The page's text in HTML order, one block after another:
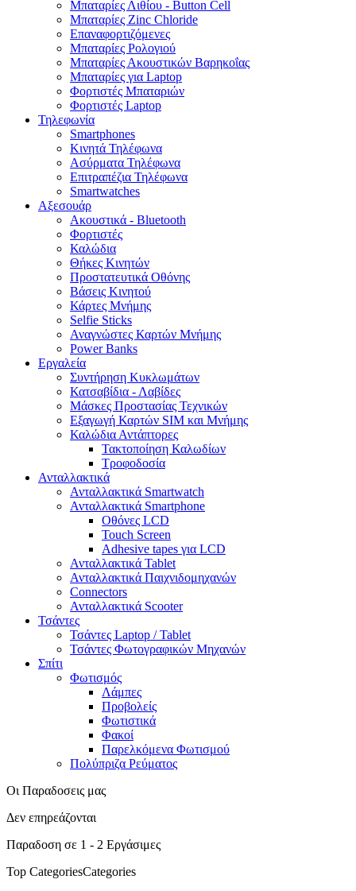
Μπαταρίες Λιθίου - Button Cell
Μπαταρίες Zinc Chloride
Επαναφορτιζόμενες
Μπαταρίες Ρολογιού
Μπαταρίες Ακουστικών Βαρηκοΐας
Μπαταρίες για Laptop
Φορτιστές Μπαταριών
Φορτιστές Laptop
Τηλεφωνία
Smartphones
Κινητά Τηλέφωνα
Ασύρματα Τηλέφωνα
Επιτραπέζια Τηλέφωνα
Smartwatches
Αξεσουάρ
Ακουστικά - Bluetooth
Φορτιστές
Καλώδια
Θήκες Κινητών
Προστατευτικά Οθόνης
Βάσεις Κινητού
Κάρτες Μνήμης
Selfie Sticks
Αναγνώστες Καρτών Μνήμης
Power Banks
Εργαλεία
Συντήρηση Κυκλωμάτων
Κατσαβίδια - Λαβίδες
Μάσκες Προστασίας Τεχνικών
Εξαγωγή Καρτών SIM και Μνήμης
Καλώδια Αντάπτορες
Τακτοποίηση Καλωδίων
Τροφοδοσία
Ανταλλακτικά
Ανταλλακτικά Smartwatch
Ανταλλακτικά Smartphone
Οθόνες LCD
Touch Screen
Adhesive tapes για LCD
Ανταλλακτικά Tablet
Ανταλλακτικά Παιχνιδομηχανών
Connectors
Ανταλλακτικά Scooter
Τσάντες
Τσάντες Laptop / Tablet
Τσάντες Φωτoγραφικών Μηχανών
Σπίτι
Φωτισμός
Λάμπες
Προβολείς
Φωτιστικά
Φακοί
Παρελκόμενα Φωτισμού
Πολύπριζα Ρεύματος
Οι Παραδοσεις μας
Δεν επηρεάζονται
Παραδοση σε 1 - 2 Εργάσιμες
Top CategoriesCategories